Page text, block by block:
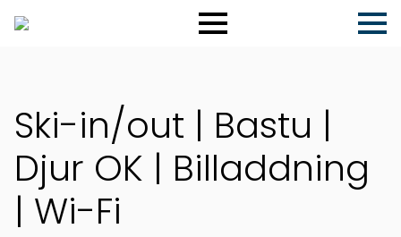
Ski-in/out | Bastu |
Djur OK | Billaddning
| Wi-Fi